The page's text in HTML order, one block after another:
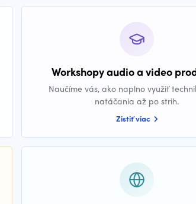
Workshopy audio a video
Naučíme vás, ako naplno využiť
natáčania až po strih.
Zistiť viac